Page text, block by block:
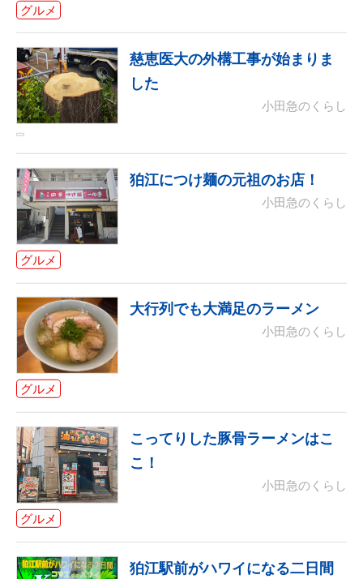
グルメ
慈恵医大の外構工事が始まりま
した
小田急のくらし
グルメ
狛江につけ麺の元祖のお店！
小田急のくらし
グルメ
大行列でも大満足のラーメン
小田急のくらし
グルメ
こってりした豚骨ラーメンはこ
こ！
小田急のくらし
狛江駅前がハワイになる二日間